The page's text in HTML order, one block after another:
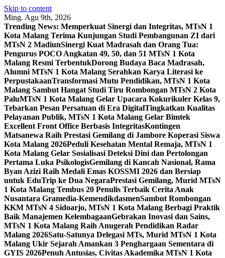
Skip to content
Ming. Agu 9th, 2026
Trending News: Memperkuat Sinergi dan Integritas, MTsN 1
Kota Malang Terima Kunjungan Studi Pembangunan ZI dari
MTsN 2 MadiunSinergi Kuat Madrasah dan Orang Tua:
Pengurus POCO Angkatan 49, 50, dan 51 MTsN 1 Kota
Malang Resmi TerbentukDorong Budaya Baca Madrasah,
Alumni MTsN 1 Kota Malang Serahkan Karya Literasi ke
PerpustakaanTransformasi Mutu Pendidikan, MTsN 1 Kota
Malang Sambut Hangat Studi Tiru Rombongan MTsN 2 Kota
PaluMTsN 1 Kota Malang Gelar Upacara Kokurikuler Kelas 9,
Tebarkan Pesan Persatuan di Era DigitalTingkatkan Kualitas
Pelayanan Publik, MTsN 1 Kota Malang Gelar Bimtek
Excellent Front Office Berbasis IntegritasKontingen
Matsanewa Raih Prestasi Gemilang di Jambore Koperasi Siswa
Kota Malang 2026Peduli Kesehatan Mental Remaja, MTsN 1
Kota Malang Gelar Sosialisasi Deteksi Dini dan Pertolongan
Pertama Luka PsikologisGemilang di Kancah Nasional, Rama
Byan Azizi Raih Medali Emas KOSSMI 2026 dan Bersiap
untuk EduTrip ke Dua NegaraPrestasi Gemilang, Murid MTsN
1 Kota Malang Tembus 20 Penulis Terbaik Cerita Anak
Nusantara Gramedia-KemendikdasmenSambut Rombongan
KKM MTsN 4 Sidoarjo, MTsN 1 Kota Malang Berbagi Praktik
Baik Manajemen KelembagaanGebrakan Inovasi dan Sains,
MTsN 1 Kota Malang Raih Anugerah Pendidikan Radar
Malang 2026Satu-Satunya Delegasi MTs, Murid MTsN 1 Kota
Malang Ukir Sejarah Amankan 3 Penghargaan Sementara di
GYIS 2026Penuh Antusias, Civitas Akademika MTsN 1 Kota